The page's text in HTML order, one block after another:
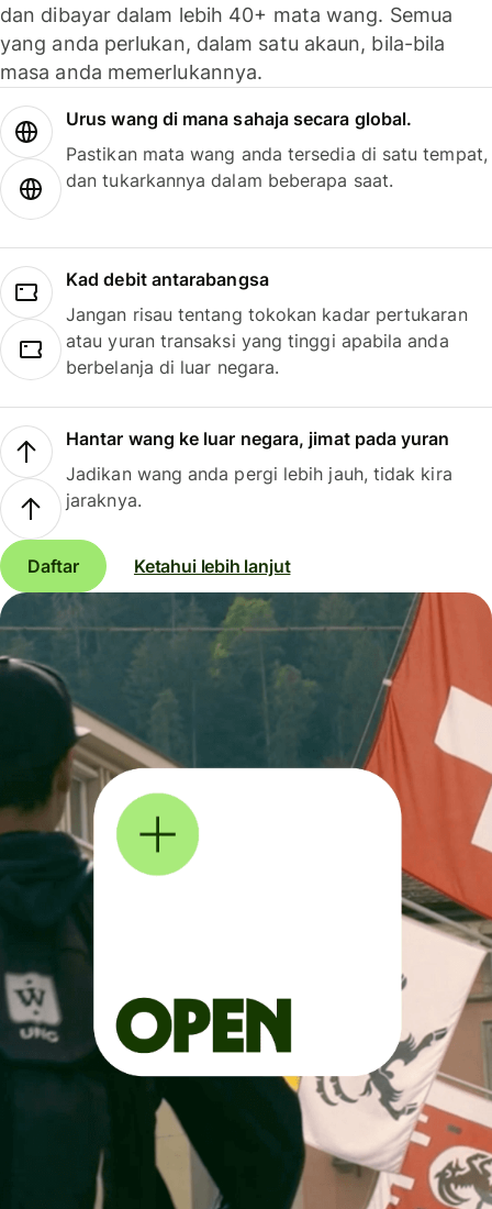
dan dibayar dalam lebih 40+ mata wang. Semua
yang anda perlukan, dalam satu akaun, bila-bila
masa anda memerlukannya.
Urus wang di mana sahaja secara global.
Pastikan mata wang anda tersedia di satu tempat,
dan tukarkannya dalam beberapa saat.
Kad debit antarabangsa
Jangan risau tentang tokokan kadar pertukaran
atau yuran transaksi yang tinggi apabila anda
berbelanja di luar negara.
Hantar wang ke luar negara, jimat pada yuran
Jadikan wang anda pergi lebih jauh, tidak kira
jaraknya.
Daftar Ketahui lebih lanjut